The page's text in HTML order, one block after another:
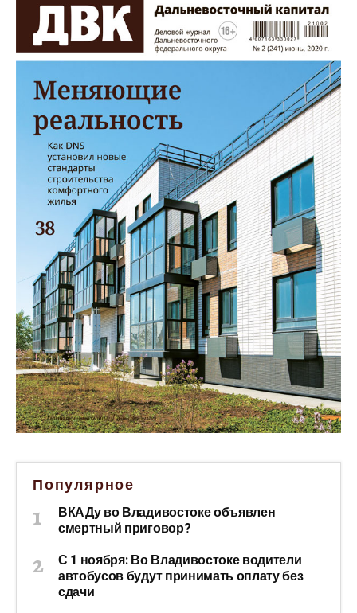
Популярное
ВКАДу во Владивостоке объявлен
смертный приговор?
С 1 ноября: Во Владивостоке водители
автобусов будут принимать оплату без
сдачи